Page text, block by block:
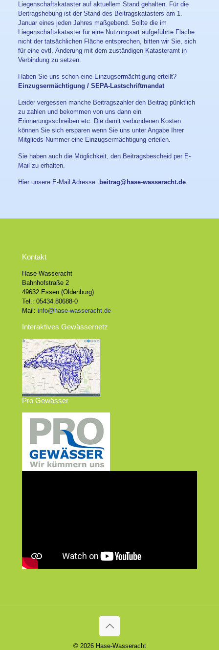
Liegenschaftskataster auf aktuellem Stand gehalten. Für die
Beitragshebung ist der Stand des Beitragskatasters am 1.
Januar eines jeden Jahres maßgebend. Sollte die im
Liegenschaftskataster für eine Nutzungsart aufgeführte Fläche
nicht der tatsächlichen Fläche entsprechen, bitten wir Sie, sich
für eine evtl. Änderung mit dem zuständigen Katasteramt in
Verbindung zu setzen.
Haben Sie uns schon eine Einzugsermächtigung erteilt?
Einzugsermächtigung / SEPA-Lastschriftmandat
Leider vergessen manche Beitragszahler den Beitrag pünktlich
zu zahlen und bekommen von uns dann ein
Erinnerungsschreiben etc. Die damit verbundenen Kosten
können Sie sich ersparen wenn Sie uns unter Angabe Ihrer
Mitglieds-Nummer eine Einzugsermächtigung erteilen.
Sie haben auch die Möglichkeit, den Beitragsbescheid per E-
Mail zu erhalten.
Hier unsere E-Mail Adresse: beitrag@hase-wasseracht.de
Kontakt
Hase-Wasseracht
Bahnhofstraße 2
49632 Essen (Oldenburg)
Tel.: 05434.80688-0
Mail: info@hase-wasseracht.de
Interaktives Gewässernetz
Pro Gewässer
© 2026 Hase-Wasseracht